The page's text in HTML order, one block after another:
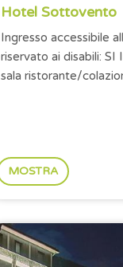
Hotel Sottovento
Ingresso accessibile alla
riservato ai disabili: SI Ingressso accessibile alla
sala ristorante/colazione: SI Tavoli sala
MOSTRA